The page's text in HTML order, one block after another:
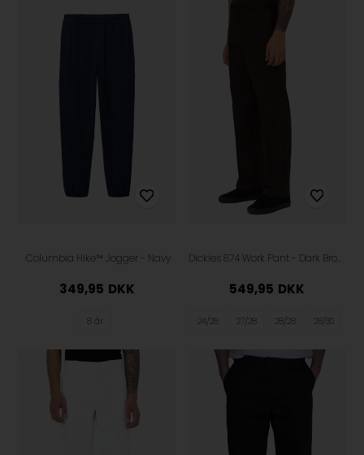
Columbia Hike™ Jogger - Navy
349,95 DKK
8 år
Dickies 874 Work Pant - Dark Brown
549,95 DKK
24/28 27/28 28/28 28/30